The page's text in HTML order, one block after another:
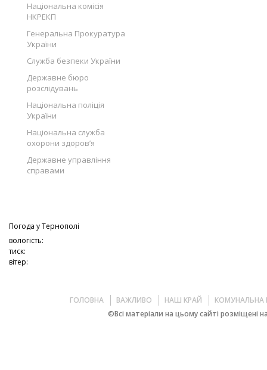
Національна комісія
НКРЕКП
Генеральна Прокуратура
України
Служба безпеки України
Державне бюро
розслідувань
Національна поліція
України
Національна служба
охорони здоров’я
Державне управління
справами
Погода уТернополі
вологість:
тиск:
вітер:
ГОЛОВНА ВАЖЛИВО НАШ КРАЙ
КОМУНАЛЬНА
©Всі матеріали на цьому сайті розміщені